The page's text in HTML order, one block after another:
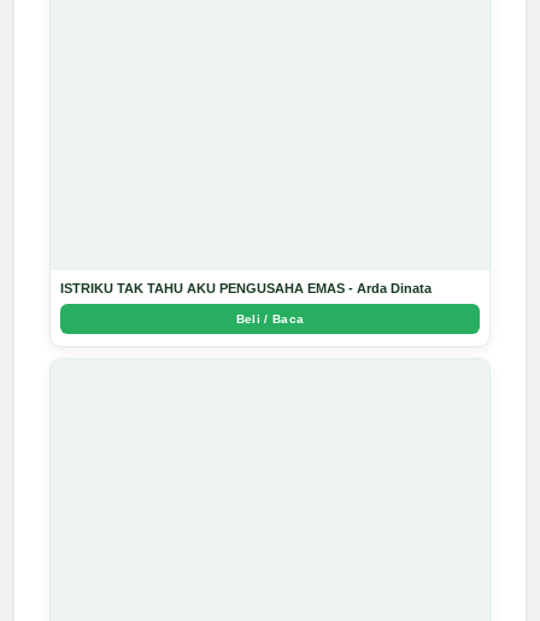
ISTRIKU TAK TAHU AKU PENGUSAHA EMAS - Arda Dinata
Beli / Baca